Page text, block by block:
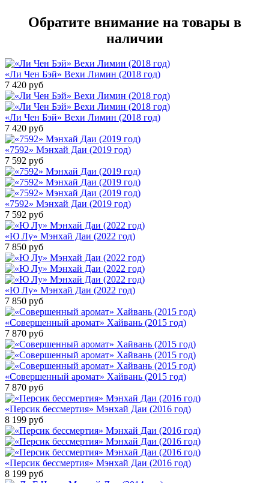
Обратите внимание на товары в
наличии
«Ли Чен Бэй» Вехи Лимин (2018 год)
7 420 руб
«Ли Чен Бэй» Вехи Лимин (2018 год)
7 420 руб
«7592» Мэнхай Даи (2019 год)
7 592 руб
«7592» Мэнхай Даи (2019 год)
7 592 руб
«Ю Лу» Мэнхай Даи (2022 год)
7 850 руб
«Ю Лу» Мэнхай Даи (2022 год)
7 850 руб
«Совершенный аромат» Хайвань (2015 год)
7 870 руб
«Совершенный аромат» Хайвань (2015 год)
7 870 руб
«Персик бессмертия» Мэнхай Даи (2016 год)
8 199 руб
«Персик бессмертия» Мэнхай Даи (2016 год)
8 199 руб